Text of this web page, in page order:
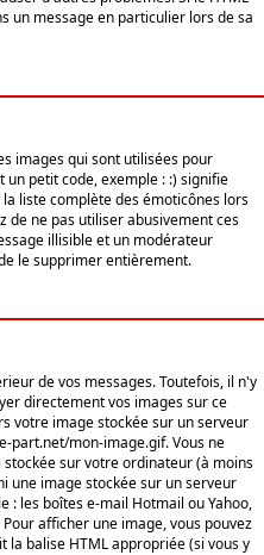
un message en particulier lors de sa
images qui sont utilisées pour
petit code, exemple : :) signifie
liste complète des émoticônes lors
de ne pas utiliser abusivement ces
illisible et un modérateur
le supprimer entièrement.
de vos messages. Toutefois, il n'y
directement vos images sur ce
votre image stockée sur un serveur
part.net/mon-image.gif. Vous ne
sur votre ordinateur (à moins
une image stockée sur un serveur
: les boîtes e-mail Hotmail ou Yahoo,
afficher une image, vous pouvez
la balise HTML appropriée (si vous y